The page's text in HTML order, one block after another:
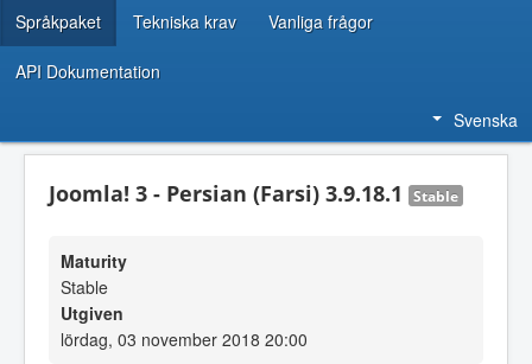
Språkpaket Tekniska krav Vanliga frågor
API Dokumentation
Svenska
Joomla! 3 - Persian (Farsi) 3.9.18.1 Stable
Maturity
Stable
Utgiven
lördag, 03 november 2018 20:00